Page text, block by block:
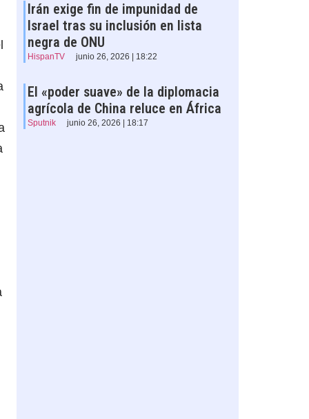
Irán exige fin de impunidad de
Israel tras su inclusión en lista
negra de ONU
HispanTV junio 26, 2026 | 18:22
El «poder suave» de la diplomacia
agrícola de China reluce en África
Sputnik junio 26, 2026 | 18:17